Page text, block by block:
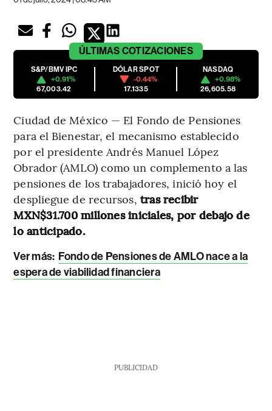
ÚLTIMAS COTIZACIONES
S&P/BMV IPC
+0.91%
67,003.42
DÓLAR SPOT
-0.44%
17.1335
NASDAQ
+0.98%
26,605.58
Ciudad de México — El Fondo de Pensiones
para el Bienestar, el mecanismo establecido
por el presidente Andrés Manuel López
Obrador (AMLO) como un complemento a las
pensiones de los trabajadores, inició hoy el
despliegue de recursos, tras recibir
MXN$31.700 millones iniciales, por debajo de
lo anticipado.
Ver más: Fondo de Pensiones de AMLO nace a la
espera de viabilidad financiera
PUBLICIDAD